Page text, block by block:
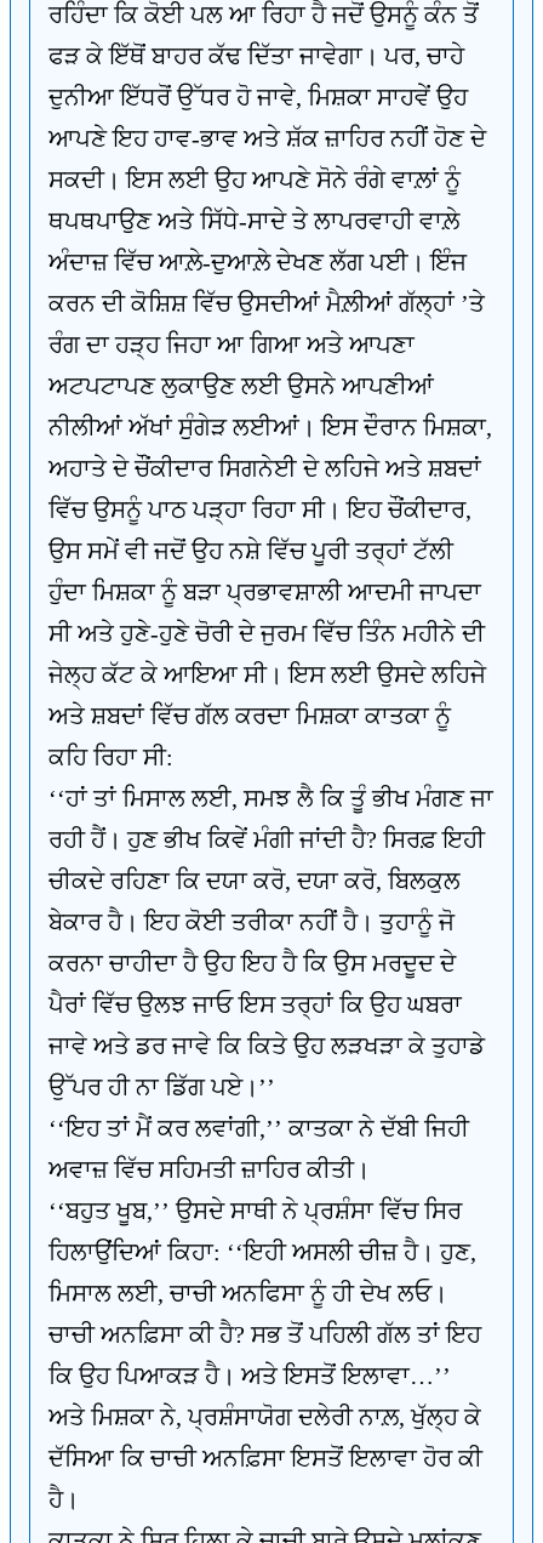
ਰਹਿੰਦਾ ਕਿ ਕੋਈ ਪਲ ਆ ਰਿਹਾ ਹੈ ਜਦੋਂ ਉਸਨੂੰ ਕੰਨ ਤੋਂ
ਫੜ ਕੇ ਇੱਥੋਂ ਬਾਹਰ ਕੱਢ ਦਿੱਤਾ ਜਾਵੇਗਾ। ਪਰ, ਚਾਹੇ
ਦੁਨੀਆ ਇੱਧਰੋਂ ਉੱਧਰ ਹੋ ਜਾਵੇ, ਮਿਸ਼ਕਾ ਸਾਹਵੇਂ ਉਹ
ਆਪਣੇ ਇਹ ਹਾਵ-ਭਾਵ ਅਤੇ ਸ਼ੱਕ ਜ਼ਾਹਿਰ ਨਹੀਂ ਹੋਣ ਦੇ
ਸਕਦੀ। ਇਸ ਲਈ ਉਹ ਆਪਣੇ ਸੋਨੇ ਰੰਗੇ ਵਾਲ਼ਾਂ ਨੂੰ
ਥਪਥਪਾਉਣ ਅਤੇ ਸਿੱਧੇ-ਸਾਦੇ ਤੇ ਲਾਪਰਵਾਹੀ ਵਾਲ਼ੇ
ਅੰਦਾਜ਼ ਵਿੱਚ ਆਲ਼ੇ-ਦੁਆਲ਼ੇ ਦੇਖਣ ਲੱਗ ਪਈ। ਇੰਜ
ਕਰਨ ਦੀ ਕੋਸ਼ਿਸ਼ ਵਿੱਚ ਉਸਦੀਆਂ ਮੈਲ਼ੀਆਂ ਗੱਲ੍ਹਾਂ ’ਤੇ
ਰੰਗ ਦਾ ਹੜ੍ਹ ਜਿਹਾ ਆ ਗਿਆ ਅਤੇ ਆਪਣਾ
ਅਟਪਟਾਪਣ ਲੁਕਾਉਣ ਲਈ ਉਸਨੇ ਆਪਣੀਆਂ
ਨੀਲੀਆਂ ਅੱਖਾਂ ਸੁੰਗੇੜ ਲਈਆਂ। ਇਸ ਦੌਰਾਨ ਮਿਸ਼ਕਾ,
ਅਹਾਤੇ ਦੇ ਚੌਂਕੀਦਾਰ ਸਿਗਨੇਈ ਦੇ ਲਹਿਜੇ ਅਤੇ ਸ਼ਬਦਾਂ
ਵਿੱਚ ਉਸਨੂੰ ਪਾਠ ਪੜ੍ਹਾ ਰਿਹਾ ਸੀ। ਇਹ ਚੌਂਕੀਦਾਰ,
ਉਸ ਸਮੇਂ ਵੀ ਜਦੋਂ ਉਹ ਨਸ਼ੇ ਵਿੱਚ ਪੂਰੀ ਤਰ੍ਹਾਂ ਟੱਲੀ
ਹੁੰਦਾ ਮਿਸ਼ਕਾ ਨੂੰ ਬੜਾ ਪ੍ਰਭਾਵਸ਼ਾਲੀ ਆਦਮੀ ਜਾਪਦਾ
ਸੀ ਅਤੇ ਹੁਣੇ-ਹੁਣੇ ਚੋਰੀ ਦੇ ਜੁਰਮ ਵਿੱਚ ਤਿੰਨ ਮਹੀਨੇ ਦੀ
ਜੇਲ੍ਹ ਕੱਟ ਕੇ ਆਇਆ ਸੀ। ਇਸ ਲਈ ਉਸਦੇ ਲਹਿਜੇ
ਅਤੇ ਸ਼ਬਦਾਂ ਵਿੱਚ ਗੱਲ ਕਰਦਾ ਮਿਸ਼ਕਾ ਕਾਤਕਾ ਨੂੰ
ਕਹਿ ਰਿਹਾ ਸੀ:
‘‘ਹਾਂ ਤਾਂ ਮਿਸਾਲ ਲਈ, ਸਮਝ ਲੈ ਕਿ ਤੂੰ ਭੀਖ ਮੰਗਣ ਜਾ
ਰਹੀ ਹੈਂ। ਹੁਣ ਭੀਖ ਕਿਵੇਂ ਮੰਗੀ ਜਾਂਦੀ ਹੈ? ਸਿਰਫ਼ ਇਹੀ
ਚੀਕਦੇ ਰਹਿਣਾ ਕਿ ਦਯਾ ਕਰੋ, ਦਯਾ ਕਰੋ, ਬਿਲਕੁਲ
ਬੇਕਾਰ ਹੈ। ਇਹ ਕੋਈ ਤਰੀਕਾ ਨਹੀਂ ਹੈ। ਤੁਹਾਨੂੰ ਜੋ
ਕਰਨਾ ਚਾਹੀਦਾ ਹੈ ਉਹ ਇਹ ਹੈ ਕਿ ਉਸ ਮਰਦੂਦ ਦੇ
ਪੈਰਾਂ ਵਿੱਚ ਉਲਝ ਜਾਓ ਇਸ ਤਰ੍ਹਾਂ ਕਿ ਉਹ ਘਬਰਾ
ਜਾਵੇ ਅਤੇ ਡਰ ਜਾਵੇ ਕਿ ਕਿਤੇ ਉਹ ਲੜਖੜਾ ਕੇ ਤੁਹਾਡੇ
ਉੱਪਰ ਹੀ ਨਾ ਡਿੱਗ ਪਏ।’’
‘‘ਇਹ ਤਾਂ ਮੈਂ ਕਰ ਲਵਾਂਗੀ,’’ ਕਾਤਕਾ ਨੇ ਦੱਬੀ ਜਿਹੀ
ਅਵਾਜ਼ ਵਿੱਚ ਸਹਿਮਤੀ ਜ਼ਾਹਿਰ ਕੀਤੀ।
‘‘ਬਹੁਤ ਖੂਬ,’’ ਉਸਦੇ ਸਾਥੀ ਨੇ ਪ੍ਰਸ਼ੰਸਾ ਵਿੱਚ ਸਿਰ
ਹਿਲਾਉਂਦਿਆਂ ਕਿਹਾ: ‘‘ਇਹੀ ਅਸਲੀ ਚੀਜ਼ ਹੈ। ਹੁਣ,
ਮਿਸਾਲ ਲਈ, ਚਾਚੀ ਅਨਫਿਸਾ ਨੂੰ ਹੀ ਦੇਖ ਲਓ।
ਚਾਚੀ ਅਨਫ਼ਿਸਾ ਕੀ ਹੈ? ਸਭ ਤੋਂ ਪਹਿਲੀ ਗੱਲ ਤਾਂ ਇਹ
ਕਿ ਉਹ ਪਿਆਕੜ ਹੈ। ਅਤੇ ਇਸਤੋਂ ਇਲਾਵਾ…’’
ਅਤੇ ਮਿਸ਼ਕਾ ਨੇ, ਪ੍ਰਸ਼ੰਸਾਯੋਗ ਦਲੇਰੀ ਨਾਲ਼, ਖੁੱਲ੍ਹ ਕੇ
ਦੱਸਿਆ ਕਿ ਚਾਚੀ ਅਨਫ਼ਿਸਾ ਇਸਤੋਂ ਇਲਾਵਾ ਹੋਰ ਕੀ
ਹੈ।